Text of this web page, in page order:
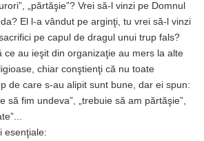
„părtăşie”? Vrei să-l vinzi pe Domnul
El l-a vândut pe arginţi, tu vrei să-l vinzi
pe capul de dragul unui trup fals?
ce au ieşit din organizaţie au mers la alte
chiar conştienţi că nu toate
de care s-au alipit sunt bune, dar ei spun:
să fim undeva”, „trebuie să am părtăşie”,
esenţiale: